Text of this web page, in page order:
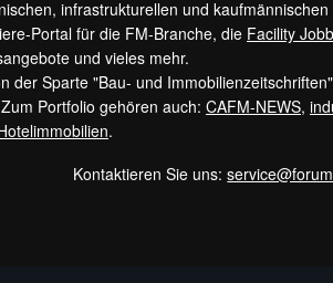
infrastrukturellen und kaufmännischen
Portal für die FM-Branche, die Facility
und vieles mehr.
der Sparte "Bau- und
Portfolio gehören auch: CAFM-NEWS,
.
Kontaktieren Sie uns: